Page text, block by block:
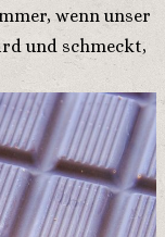
wenn unser
und schmeckt,